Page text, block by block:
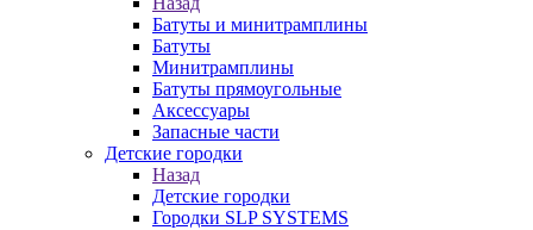
Батуты и минитрамплины
Батуты
Минитрамплины
Батуты прямоугольные
Аксессуары
Запасные части
Детские городки
Назад
Детские городки
Городки SLP SYSTEMS